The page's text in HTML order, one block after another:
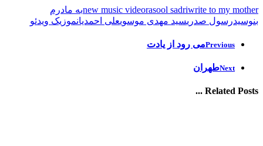
new music videorasool sadriwrite to my mother
به مادرم
بنوسیدرسول صدریسید مهدی موسویعلی احمدیانموزیک ویدئو
Previousمی رود از یادت
Nextطهران
Related Posts ...